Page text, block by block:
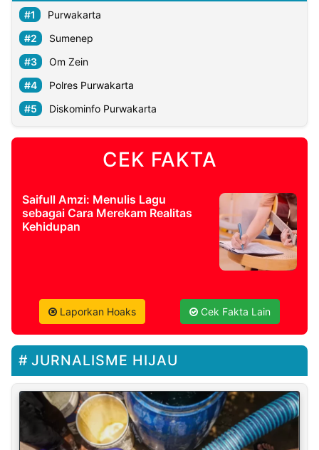
Purwakarta
Sumenep
Om Zein
Polres Purwakarta
Diskominfo Purwakarta
CEK FAKTA
Saifull Amzi: Menulis Lagu
sebagai Cara Merekam Realitas
Kehidupan
Laporkan Hoaks Cek Fakta Lain
JURNALISME HIJAU